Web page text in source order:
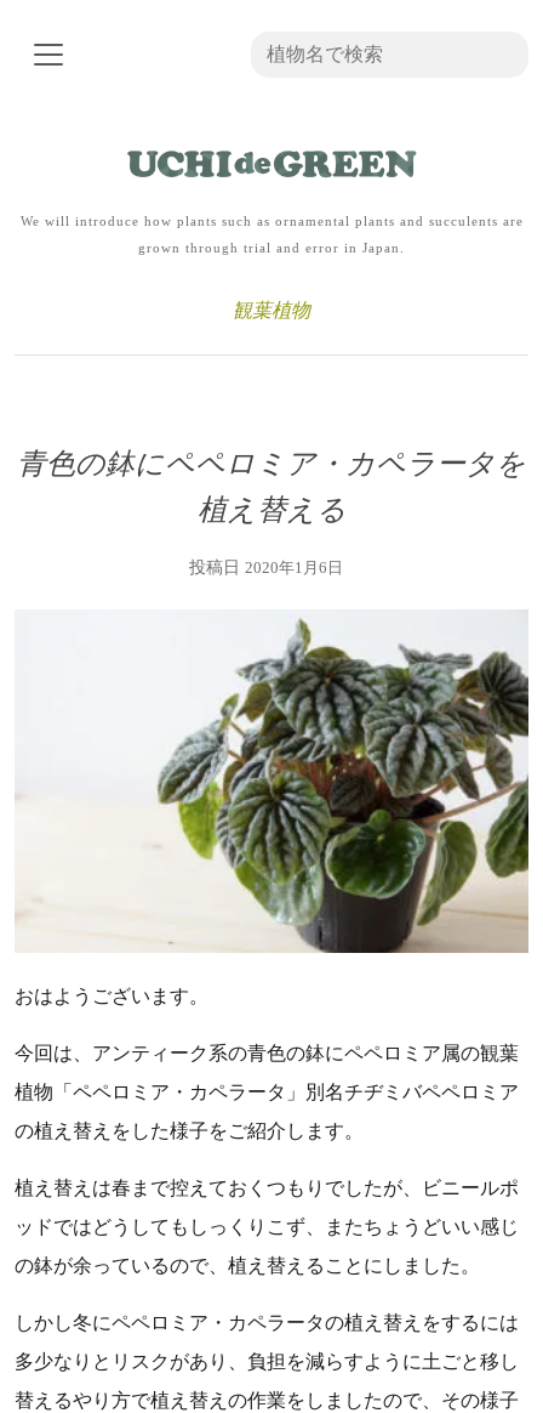
We will introduce how plants such as ornamental plants and succulents are
grown through trial and error in Japan.
観葉植物
青色の鉢にペペロミア・カペラータを
植え替える
投稿日 2020年1月6日
おはようございます。
今回は、アンティーク系の青色の鉢にペペロミア属の観葉
植物「ペペロミア・カペラータ」別名チヂミバペペロミア
の植え替えをした様子をご紹介します。
植え替えは春まで控えておくつもりでしたが、ビニールポ
ッドではどうしてもしっくりこず、またちょうどいい感じ
の鉢が余っているので、植え替えることにしました。
しかし冬にペペロミア・カペラータの植え替えをするには
多少なりとリスクがあり、負担を減らすように土ごと移し
替えるやり方で植え替えの作業をしましたので、その様子